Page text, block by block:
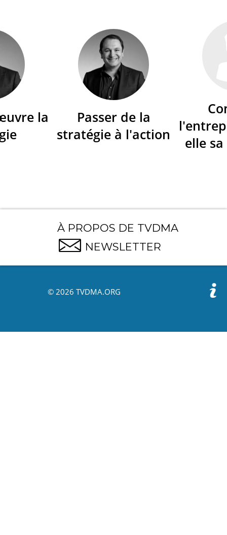
la
Passer de la
stratégie à l'action
elle
À PROPOS DE TVDMA
NEWSLETTER
© 2026 TVDMA.ORG